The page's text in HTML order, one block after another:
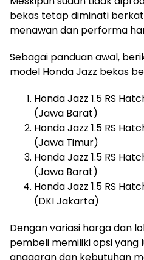
bekas tetap diminati
menawan dan performa
Sebagai panduan awal,
model Honda Jazz bekas
Honda Jazz 1.5 RS
(Jawa Barat)
Honda Jazz 1.5 RS
(Jawa Timur)
Honda Jazz 1.5 RS
(Jawa Barat)
Honda Jazz 1.5 RS
(DKI Jakarta)
Dengan variasi harga dan
pembeli memiliki opsi yang